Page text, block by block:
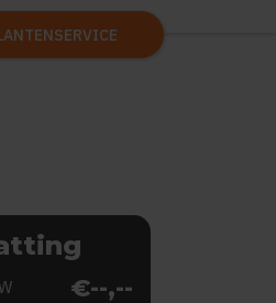
€--,--